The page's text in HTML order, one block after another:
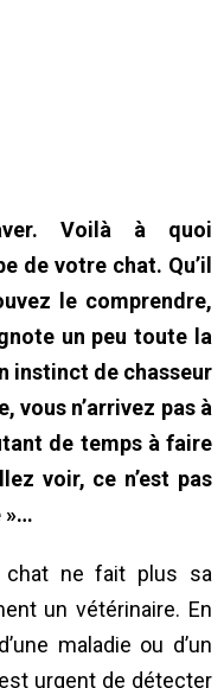
Voilà à quoi
de votre chat. Qu’il
le comprendre,
un peu toute la
instinct de chasseur
vous n’arrivez pas à
de temps à faire
voir, ce n’est pas
»…
chat ne fait plus sa
un vétérinaire. En
maladie ou d’un
urgent de détecter